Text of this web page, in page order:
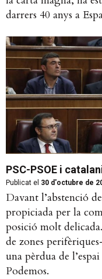
darrers 40 anys a
PSC-PSOE i
Publicat el 30 d'octubre de
Davant l’abstenció
propiciada per la
posició molt
de zones
una pèrdua de
Podemos.